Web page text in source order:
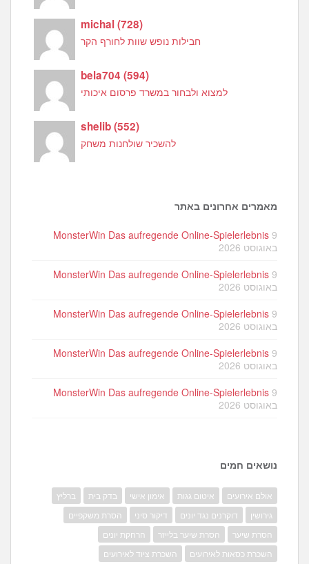
michal(728)
חבילות נופש שוות לחורף הקר
bela704(594)
למצוא ולבחור במשרד פרסום איכותי
shelib(552)
להשכיר שולחנות משחק
מאמרים אחרונים באתר
MonsterWin Das aufregende Online-Spielerlebnis 9
באוגוסט 2026
MonsterWin Das aufregende Online-Spielerlebnis 9
באוגוסט 2026
MonsterWin Das aufregende Online-Spielerlebnis 9
באוגוסט 2026
MonsterWin Das aufregende Online-Spielerlebnis 9
באוגוסט 2026
MonsterWin Das aufregende Online-Spielerlebnis 9
באוגוסט 2026
נושאים חמים
אולם אירועים איטום גגות אימון אישי בדק בית
ברליץ
גירושין
דוקרנים נגד יונים דיקור סיני
הסרת משקפיים
הסרת שיער
הסרת שיער בלייזר
הרחקת יונים
השכרת כסאות לאירועים
השכרת ציוד לאירועים